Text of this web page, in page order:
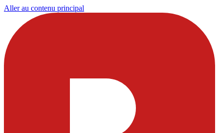
Aller au contenu principal